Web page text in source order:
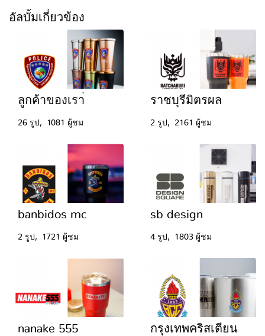
อัลบั้มเกี่ยวข้อง
ลูกค้าของเรา่
26 รูป, 1081 ผู้ชม
ราชบุรีมิตรผล
2 รูป, 2161 ผู้ชม
banbidos mc
2 รูป, 1721 ผู้ชม
sb design
4 รูป, 1803 ผู้ชม
nanake 555 กรุงเทพคริสเตียน